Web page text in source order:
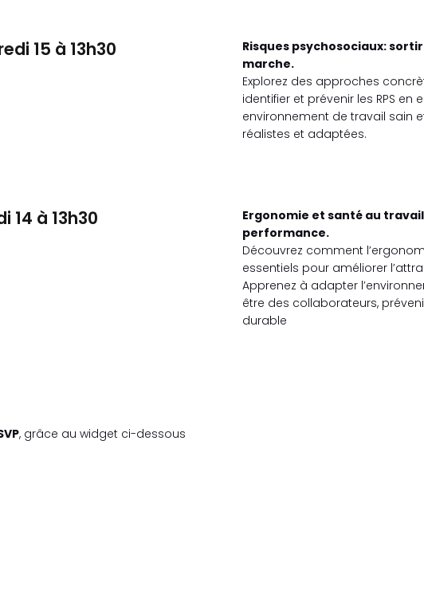
15 à 13h30
Risques psychosociaux:
marche.
Explorez des approches
identifier et prévenir les RPS en
environnement de travail sain
réalistes et adaptées.
14 à 13h30
Ergonomie et santé au
performance.
Découvrez comment
essentiels pour améliorer
Apprenez à adapter
être des collaborateurs,
durable
, grâce au widget ci-dessous